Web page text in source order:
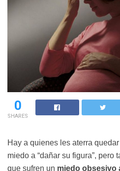
0
SHARES
Hay a quienes les aterra
miedo a “dañar su figura”, pero
que sufren un miedo obsesivo